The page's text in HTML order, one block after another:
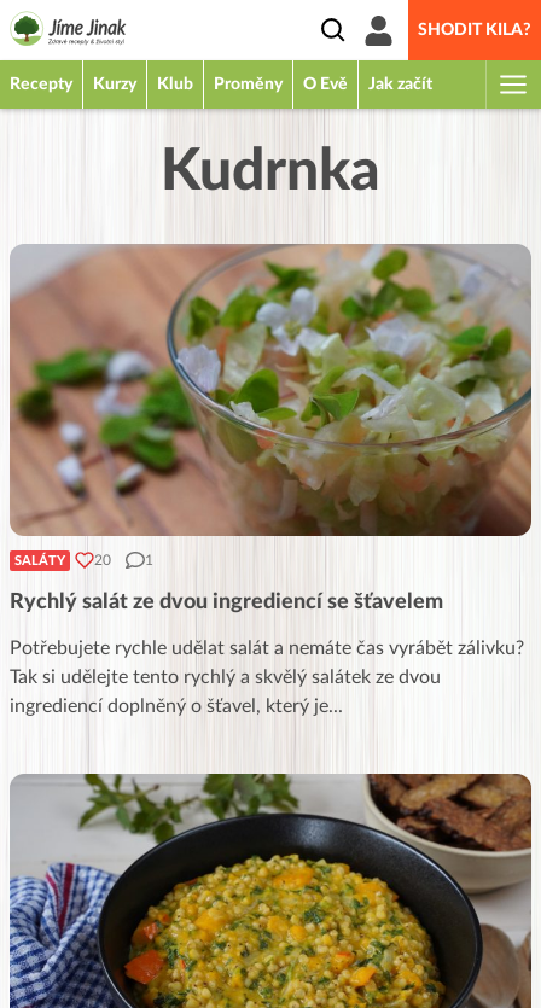
SHODIT KILA?
Recepty Kurzy Klub Proměny O Evě Jak začít
Kudrnka
SALÁTY 20 1
Rychlý salát ze dvou ingrediencí se šťavelem
Potřebujete rychle udělat salát a nemáte čas vyrábět zálivku?
Tak si udělejte tento rychlý a skvělý salátek ze dvou
ingrediencí doplněný o šťavel, který je...